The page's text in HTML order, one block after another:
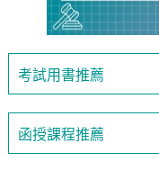
考試用書推薦
函授課程推薦